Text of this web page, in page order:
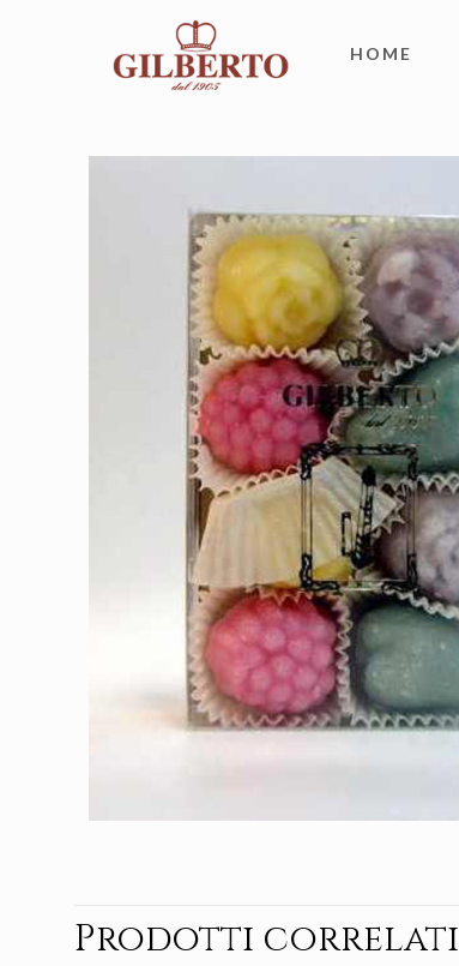
HOME
Prodotti correlati